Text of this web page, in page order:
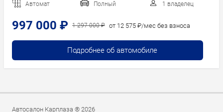
Автомат Полный 1 владелец
997 000 ₽ 1 297 000 ₽ от 12 575 ₽/мес без взноса
Подробнее об автомобиле
Автосалон Карплаза ® 2026